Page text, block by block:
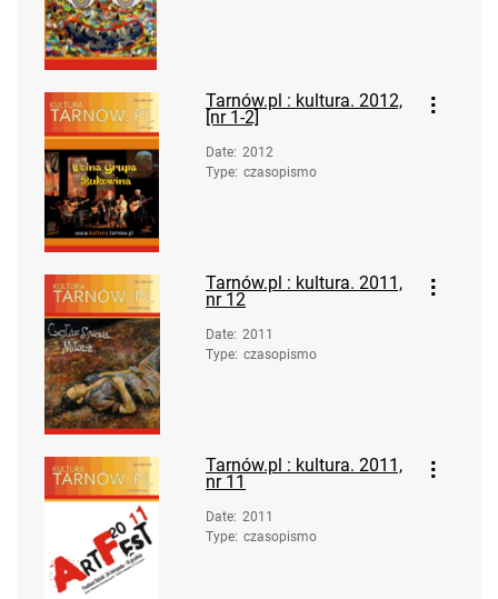
Tarnów.pl : kultura. 2012,
[nr 1-2]
Date: 2012
Type: czasopismo
Tarnów.pl : kultura. 2011,
nr 12
Date: 2011
Type: czasopismo
Tarnów.pl : kultura. 2011,
nr 11
Date: 2011
Type: czasopismo